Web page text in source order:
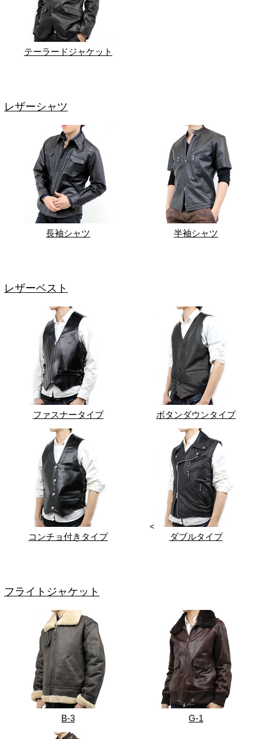
テーラードジャケット
レザーシャツ
長袖シャツ 半袖シャツ
レザーベスト
ファスナータイプ ボタンダウンタイプ
コンチョ付きタイプ
<
ダブルタイプ
フライトジャケット
B-3 G-1